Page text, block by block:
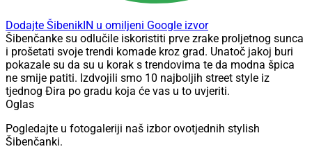
Dodajte ŠibenikIN u omiljeni Google izvor
Šibenčanke su odlučile iskoristiti prve zrake proljetnog sunca
i prošetati svoje trendi komade kroz grad. Unatoč jakoj buri
pokazale su da su u korak s trendovima te da modna špica
ne smije patiti. Izdvojili smo 10 najboljih street style iz
tjednog Đira po gradu koja će vas u to uvjeriti.
Oglas
Pogledajte u fotogaleriji naš izbor ovotjednih stylish
Šibenčanki.